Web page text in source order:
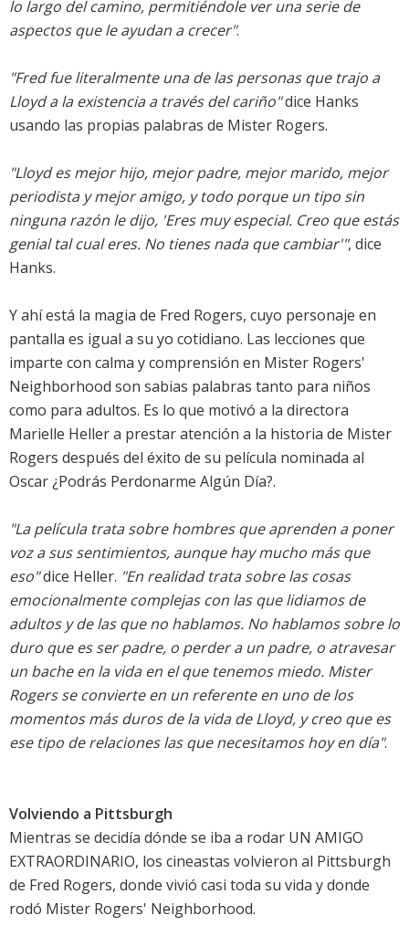
lo largo del camino, permitiéndole ver una serie de
aspectos que le ayudan a crecer".
"Fred fue literalmente una de las personas que trajo a
Lloyd a la existencia a través del cariño"dice Hanks
usando las propias palabras de Mister Rogers.
"Lloyd es mejor hijo, mejor padre, mejor marido, mejor
periodista y mejor amigo, y todo porque un tipo sin
ninguna razón le dijo, 'Eres muy especial. Creo que estás
genial tal cual eres. No tienes nada que cambiar'", dice
Hanks.
Y ahí está la magia de Fred Rogers, cuyo personaje en
pantalla es igual a su yo cotidiano. Las lecciones que
imparte con calma y comprensión en Mister Rogers'
Neighborhood son sabias palabras tanto para niños
como para adultos. Es lo que motivó a la directora
Marielle Heller a prestar atención a la historia de Mister
Rogers después del éxito de su película nominada al
Oscar ¿Podrás Perdonarme Algún Día?.
"La película trata sobre hombres que aprenden a poner
voz a sus sentimientos, aunque hay mucho más que
eso"dice Heller. "En realidad trata sobre las cosas
emocionalmente complejas con las que lidiamos de
adultos y de las que no hablamos. No hablamos sobre lo
duro que es ser padre, o perder a un padre, o atravesar
un bache en la vida en el que tenemos miedo. Mister
Rogers se convierte en un referente en uno de los
momentos más duros de la vida de Lloyd, y creo que es
ese tipo de relaciones las que necesitamos hoy en día".
Volviendo a Pittsburgh
Mientras se decidía dónde se iba a rodar UN AMIGO
EXTRAORDINARIO, los cineastas volvieron al Pittsburgh
de Fred Rogers, donde vivió casi toda su vida y donde
rodó Mister Rogers' Neighborhood.